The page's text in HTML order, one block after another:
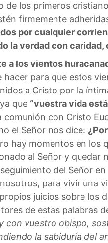
de los primeros
firmemente
por cualquier
la verdad con caridad,
a los vientos
hacer para que estos
a Cristo por la
que “vuestra vida
comunión con Cristo
el Señor nos dice:
hay momentos en los
al Señor y
del Señor
para vivir una
juicios sobre los
de estas palabras
con vuestro obispo,
la sabiduría del